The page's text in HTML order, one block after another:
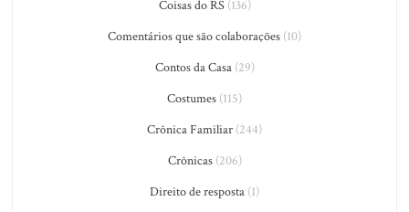
Coisas do RS(136)
Comentários que são colaborações (10)
Contos da Casa(29)
Costumes (115)
Crônica Familiar (244)
Crônicas(206)
Direito de resposta (1)